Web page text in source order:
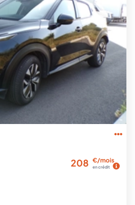
208 €/mois
en crédit